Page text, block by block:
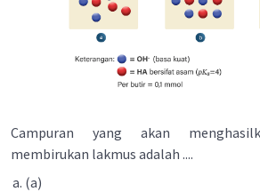
Campuran yang akan
membirukan lakmus adalah ....
(a)